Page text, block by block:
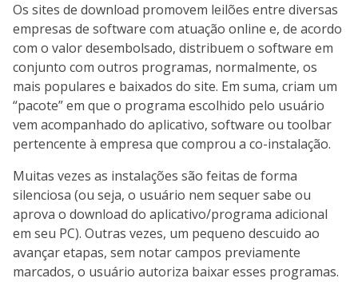
Os sites de download promovem leilões entre diversas
empresas de software com atuação online e, de acordo
com o valor desembolsado, distribuem o software em
conjunto com outros programas, normalmente, os
mais populares e baixados do site. Em suma, criam um
“pacote” em que o programa escolhido pelo usuário
vem acompanhado do aplicativo, software ou toolbar
pertencente à empresa que comprou a co-instalação.
Muitas vezes as instalações são feitas de forma
silenciosa (ou seja, o usuário nem sequer sabe ou
aprova o download do aplicativo/programa adicional
em seu PC). Outras vezes, um pequeno descuido ao
avançar etapas, sem notar campos previamente
marcados, o usuário autoriza baixar esses programas.